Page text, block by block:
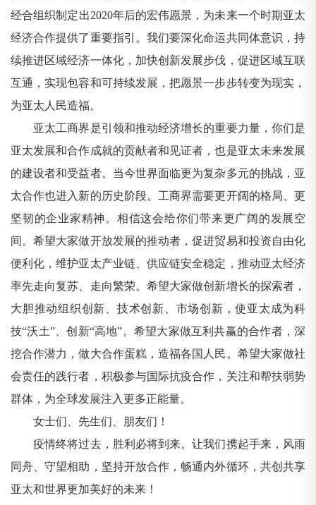
经合组织制定出2020年后的宏伟愿景，为未来一个时期亚太
经济合作提供了重要指引。我们要深化命运共同体意识，持
续推进区域经济一体化，加快创新发展步伐，促进区域互联
互通，实现包容和可持续发展，把愿景一步步转变为现实，
为亚太人民造福。
亚太工商界是引领和推动经济增长的重要力量，你们是
亚太发展和合作成就的贡献者和见证者，也是亚太未来发展
的建设者和受益者。当今世界面临更为复杂多元的挑战，亚
太合作也进入新的历史阶段。工商界需要更开阔的格局、更
坚韧的企业家精神。相信这会给你们带来更广阔的发展空
间。希望大家做开放发展的推动者，促进贸易和投资自由化
便利化，维护亚太产业链、供应链安全稳定，推动亚太经济
率先走向复苏、走向繁荣。希望大家做创新增长的探索者，
大胆推动组织创新、技术创新、市场创新，使亚太成为科
技“沃土”、创新“高地”。希望大家做互利共赢的合作者，深
挖合作潜力，做大合作蛋糕，造福各国人民。希望大家做社
会责任的践行者，积极参与国际抗疫合作，关注和帮扶弱势
群体，为全球发展注入更多正能量。
女士们、先生们、朋友们！
疫情终将过去，胜利必将到来。让我们携起手来，风雨
同舟、守望相助，坚持开放合作，畅通内外循环，共创共享
亚太和世界更加美好的未来！